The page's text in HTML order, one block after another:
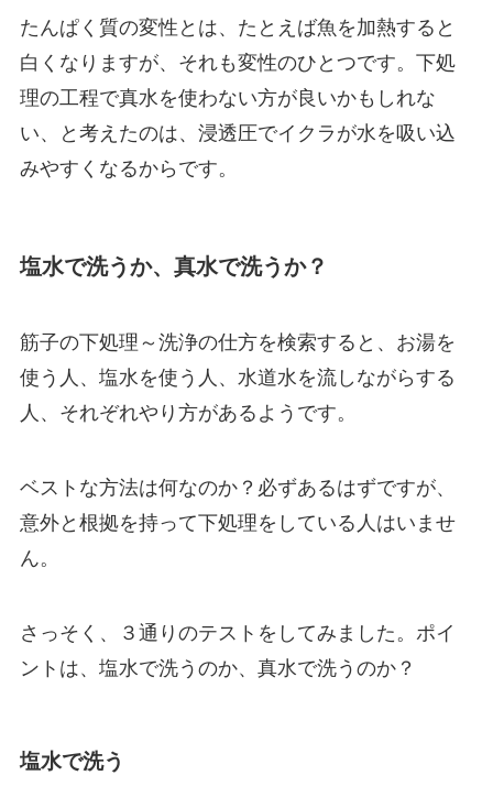
たんぱく質の変性とは、たとえば魚を加熱すると
白くなりますが、それも変性のひとつです。下処
理の工程で真水を使わない方が良いかもしれな
い、と考えたのは、浸透圧でイクラが水を吸い込
みやすくなるからです。
塩水で洗うか、真水で洗うか？
筋子の下処理～洗浄の仕方を検索すると、お湯を
使う人、塩水を使う人、水道水を流しながらする
人、それぞれやり方があるようです。
ベストな方法は何なのか？必ずあるはずですが、
意外と根拠を持って下処理をしている人はいませ
ん。
さっそく、３通りのテストをしてみました。ポイ
ントは、 塩水で洗うのか、真水で洗うのか？
塩水で洗う